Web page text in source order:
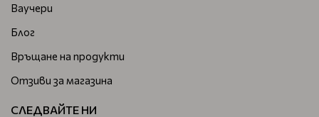
Ваучери
Блог
Връщане на продукти
Отзиви за магазина
СЛЕДВАЙТЕ НИ